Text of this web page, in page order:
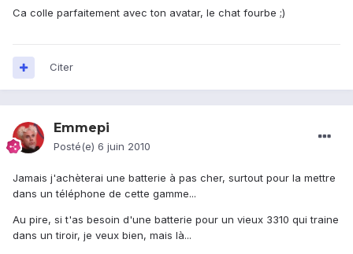
Ca colle parfaitement avec ton avatar, le chat fourbe ;)
Citer
Emmepi
Posté(e) 6 juin 2010
Jamais j'achèterai une batterie à pas cher, surtout pour la mettre
dans un téléphone de cette gamme...
Au pire, si t'as besoin d'une batterie pour un vieux 3310 qui traine
dans un tiroir, je veux bien, mais là...